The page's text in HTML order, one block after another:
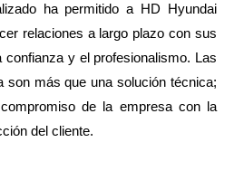
ha permitido a HD Hyundai
relaciones a largo plazo con sus
confianza y el profesionalismo. Las
son más que una solución técnica;
de la empresa con la
del cliente.